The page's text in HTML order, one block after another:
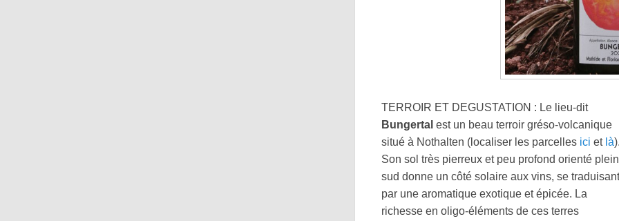
TERROIR ET DEGUSTATION : Le lieu-dit
Bungertal est un beau terroir gréso-volcanique
situé à Nothalten (localiser les parcelles ici et là
Son sol très pierreux et peu profond orienté plein
sud donne un côté solaire aux vins, se traduisant
par une aromatique exotique et épicée. La
richesse en oligo-éléments de ces terres